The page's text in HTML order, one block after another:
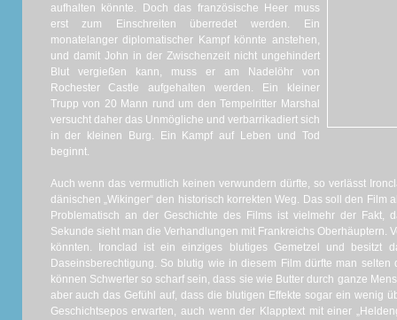
aufhalten könnte.
Doch das französische Heer muss
erst zum Einschreiten überredet werden.
Ein
monatelanger diplomatischer Kampf könnte anstehen,
und damit John in der Zwischenzeit nicht ungehindert
Blut vergießen kann, muss er am Nadelöhr von
Rochester Castle aufgehalten werden.
Ein kleiner
Trupp von 20 Mann rund um den Tempelritter Marshal
versucht daher das Unmögliche und verbarrikadiert sich
in der kleinen Burg.
Ein Kampf auf Leben und Tod
beginnt.
Auch wenn das vermutlich keinen verwundern dürfte, so verlässt
dänischen „Wikinger“ den historisch korrekten Weg. Das soll den Film
Problematisch an der Geschichte des Films ist vielmehr der Fakt,
Sekunde sieht man die Verhandlungen mit Frankreichs Oberhäuptern.
könnten. Ironclad ist ein einziges blutiges Gemetzel und besitzt
Daseinsberechtigung. So blutig wie in diesem Film dürfte man
können Schwerter so scharf sein, dass sie wie Butter durch ganze
aber auch das Gefühl auf, dass die blutigen Effekte sogar ein wenig
Geschichtsepos erwarten, auch wenn der Klapptext mit einer